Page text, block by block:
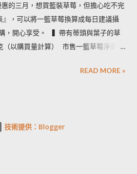
的三月，想買籃裝草莓，但擔心吃不完
，可以將一籃草莓換算成每日建議攝
，開心享受。 ​ ​ ▍帶有蒂頭與葉子的草
（以購買量計算） ​ 市售一籃草莓淨重為
× 0.95 ÷ 170＝8.3 約可提供８份水
完畢 • 一家二口：５天內即可享用完畢
READ MORE »
技術提供：Blogger